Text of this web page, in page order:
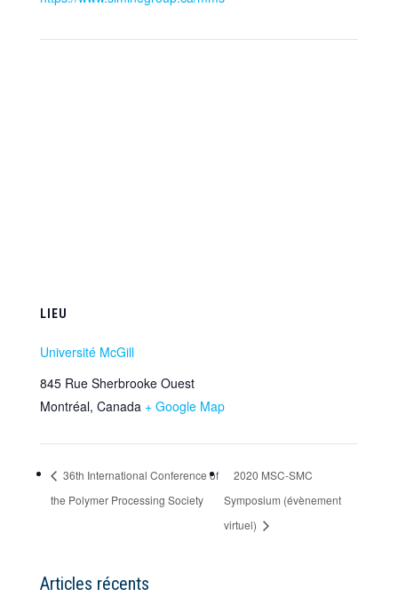
LIEU
Université McGill
845 Rue Sherbrooke Ouest
Montréal, Canada + Google Map
36th International Conference of
the Polymer Processing Society
2020 MSC-SMC
Symposium (évènement
virtuel)
Articles récents